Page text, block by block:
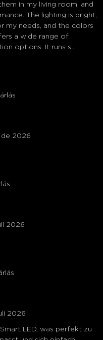
in my living room, and
The lighting is bright,
my needs, and the colors
a wide range of
options. It runs s...
de 2026
2026
2026
LED, was perfekt zu